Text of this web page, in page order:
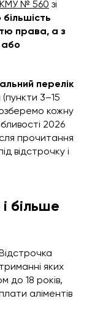
№ 560 зі
права, а з
або
перелік
(пункти 3–15
кожну
2026
прочитання
відстрочку і
більше
яких
до 18 років,
аліментів